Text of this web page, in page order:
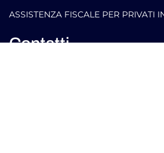
ASSISTENZA FISCALE PER PRIVATI
Contatti